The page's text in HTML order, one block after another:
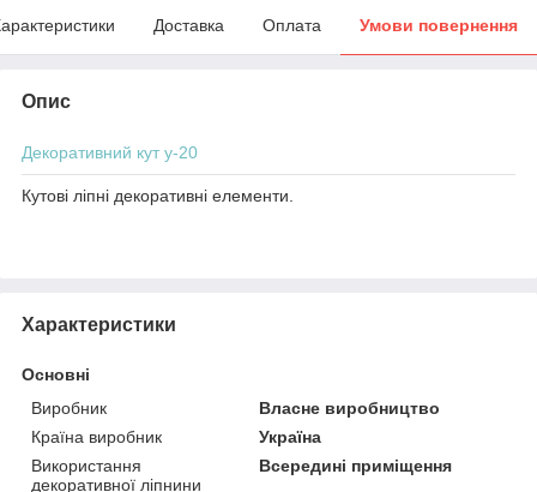
Доставка Оплата Умови повернення
Опис
Декоративний кут у-20
Кутові ліпні декоративні елементи.
Характеристики
Основні
Виробник
Власне виробництво
Країна виробник
Україна
Використання
декоративної ліпнини
Всередині приміщення